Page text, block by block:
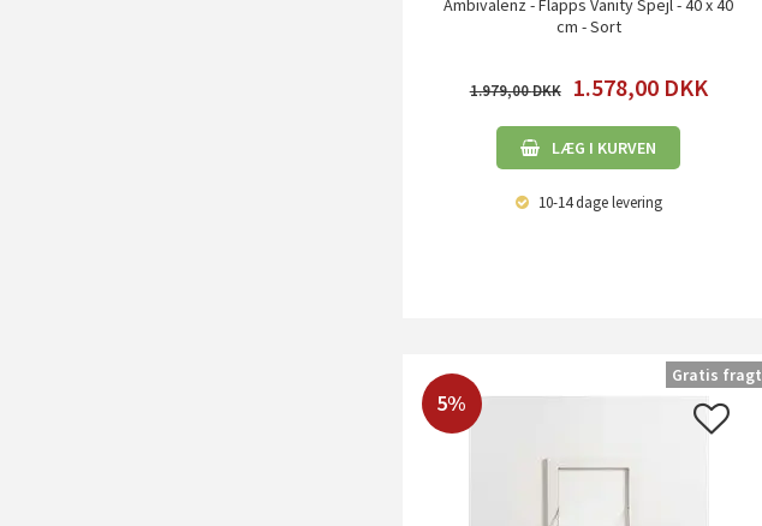
Ambivalenz - Fläpps Vanity Spejl - 40 x 40
cm - Sort
1.979,00 1.578,00 DKK
LÆG I KURVEN
10-14 dagelevering
5%
Gratis fragt